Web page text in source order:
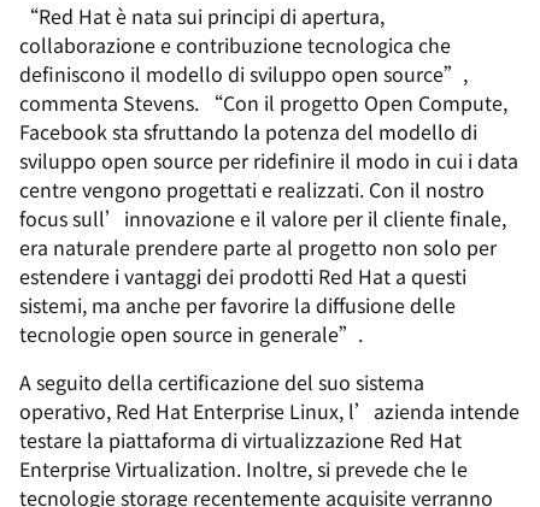
“Red Hat è nata sui principi di apertura,
collaborazione e contribuzione tecnologica che
definiscono il modello di sviluppo open source”,
commenta Stevens. “Con il progetto Open Compute,
Facebook sta sfruttando la potenza del modello di
sviluppo open source per ridefinire il modo in cui i data
centre vengono progettati e realizzati. Con il nostro
focus sull’innovazione e il valore per il cliente finale,
era naturale prendere parte al progetto non solo per
estendere i vantaggi dei prodotti Red Hat a questi
sistemi, ma anche per favorire la diffusione delle
tecnologie open source in generale”.
A seguito della certificazione del suo sistema
operativo, Red Hat Enterprise Linux, l’azienda intende
testare la piattaforma di virtualizzazione Red Hat
Enterprise Virtualization. Inoltre, si prevede che le
tecnologie storage recentemente acquisite verranno